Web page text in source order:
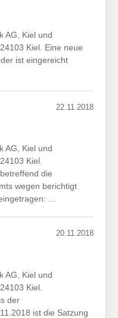
AG, Kiel und
Kiel. Eine neue
ist eingereicht
22.11.2018
AG, Kiel und
Kiel.
die
wegen berichtigt
…
20.11.2018
AG, Kiel und
Kiel.
der
ist die Satzung